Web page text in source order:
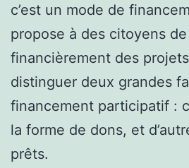
c’est un mode de
propose à des citoyens
financièrement des
distinguer deux grandes
financement participatif :
la forme de dons, et
prêts.